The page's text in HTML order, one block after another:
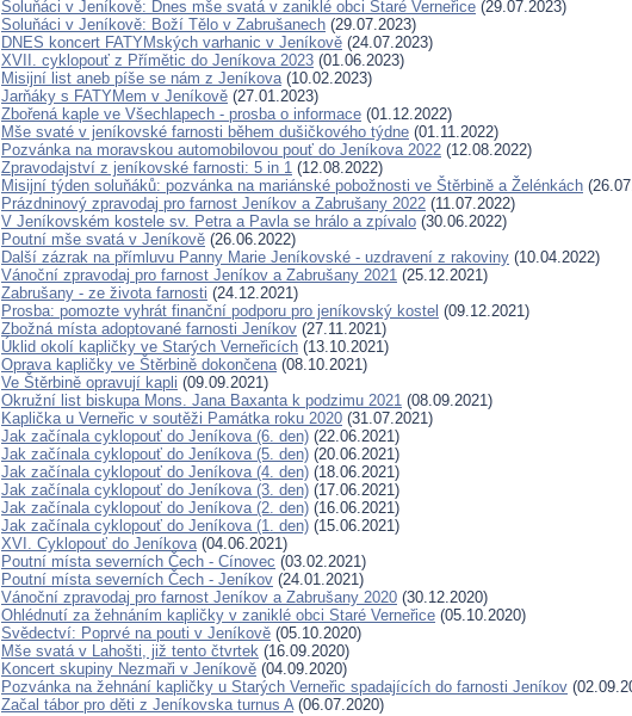
Soluňáci v Jeníkově: Dnes mše svatá v zaniklé obci Staré Verneřice (29.07.2023)
Soluňáci v Jeníkově: Boží Tělo v Zabrušanech (29.07.2023)
DNES koncert FATYMských varhanic v Jeníkově (24.07.2023)
XVII. cyklopouť z Přímětic do Jeníkova 2023 (01.06.2023)
Misijní list aneb píše se nám z Jeníkova(10.02.2023)
Jarňáky s FATYMem v Jeníkově (27.01.2023)
Zbořená kaple ve Všechlapech - prosba o informace (01.12.2022)
Mše svaté v jeníkovské farnosti během dušičkového týdne (01.11.2022)
Pozvánka na moravskou automobilovou pouť do Jeníkova 2022 (12.08.2022)
Zpravodajství z jeníkovské farnosti: 5 in 1 (12.08.2022)
Misijní týden soluňáků: pozvánka na mariánské pobožnosti ve Štěrbině a Želénkách
Prázdninový zpravodaj pro farnost Jeníkov a Zabrušany 2022 (11.07.2022)
V Jeníkovském kostele sv. Petra a Pavla se hrálo a zpívalo (30.06.2022)
Poutní mše svatá v Jeníkově (26.06.2022)
Další zázrak na přímluvu Panny Marie Jeníkovské - uzdravení z rakoviny (10.04.2022)
Vánoční zpravodaj pro farnost Jeníkov a Zabrušany 2021 (25.12.2021)
Zabrušany - ze života farnosti (24.12.2021)
Prosba: pomozte vyhrát finanční podporu pro jeníkovský kostel (09.12.2021)
Zbožná místa adoptované farnosti Jeníkov (27.11.2021)
Úklid okolí kapličky ve Starých Verneřicích (13.10.2021)
Oprava kapličky ve Štěrbině dokončena(08.10.2021)
Ve Štěrbině opravují kapli (09.09.2021)
Okružní list biskupa Mons. Jana Baxanta k podzimu 2021 (08.09.2021)
Kaplička u Verneřic v soutěži Památka roku 2020 (31.07.2021)
Jak začínala cyklopouť do Jeníkova (6. den) (22.06.2021)
Jak začínala cyklopouť do Jeníkova (5. den) (20.06.2021)
Jak začínala cyklopouť do Jeníkova (4. den) (18.06.2021)
Jak začínala cyklopouť do Jeníkova (3. den) (17.06.2021)
Jak začínala cyklopouť do Jeníkova (2. den) (16.06.2021)
Jak začínala cyklopouť do Jeníkova (1. den) (15.06.2021)
XVI. Cyklopouť do Jeníkova(04.06.2021)
Poutní místa severních Čech - Cínovec (03.02.2021)
Poutní místa severních Čech - Jeníkov (24.01.2021)
Vánoční zpravodaj pro farnost Jeníkov a Zabrušany 2020 (30.12.2020)
Ohlédnutí za žehnáním kapličky v zaniklé obci Staré Verneřice (05.10.2020)
Svědectví: Poprvé na pouti v Jeníkově (05.10.2020)
Mše svatá v Lahošti, již tento čtvrtek (16.09.2020)
Koncert skupiny Nezmaři v Jeníkově (04.09.2020)
Pozvánka na žehnání kapličky u Starých Verneřic spadajících do farnosti Jeníkov
Začal tábor pro děti z Jeníkovska turnus A(06.07.2020)